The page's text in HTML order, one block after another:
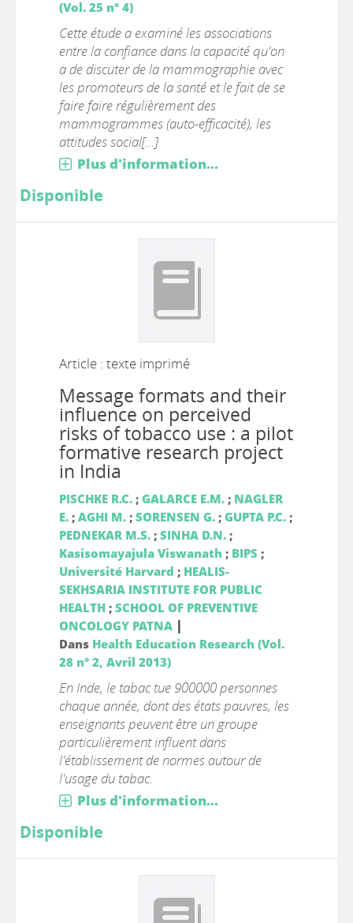
(Vol. 25 n° 4)
Cette étude a examiné les associations
entre la confiance dans la capacité qu'on
a de discuter de la mammographie avec
les promoteurs de la santé et le fait de se
faire faire régulièrement des
mammogrammes (auto-efficacité), les
attitudes social[...]
Plus d'information...
Disponible
Article : texte imprimé
Message formats and their
influence on perceived
risks of tobacco use : a pilot
formative research project
in India
PISCHKE R.C.; GALARCE E.M.; NAGLER
E.; AGHI M.; SORENSEN G.; GUPTA P.C.;
PEDNEKAR M.S.; SINHA D.N.;
Kasisomayajula Viswanath ; BIPS ;
Université Harvard ; HEALIS-
SEKHSARIA INSTITUTE FOR PUBLIC
HEALTH; SCHOOL OF PREVENTIVE
ONCOLOGY PATNA |
Dans Health Education Research (Vol.
28 n° 2, Avril 2013)
En Inde, le tabac tue 900000 personnes
chaque année, dont des états pauvres, les
enseignants peuvent être un groupe
particulièrement influent dans
l'établissement de normes autour de
l'usage du tabac.
Plus d'information...
Disponible